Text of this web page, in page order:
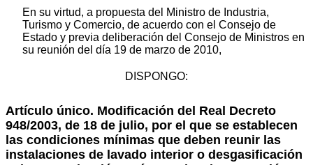
En su virtud, a propuesta del Ministro de Industria,
Turismo y Comercio, de acuerdo con el Consejo de
Estado y previa deliberación del Consejo de Ministros en
su reunión del día 19 de marzo de 2010,
DISPONGO:
Artículo único. Modificación del Real Decreto
948/2003, de 18 de julio, por el que se establecen
las condiciones mínimas que deben reunir las
instalaciones de lavado interior o desgasificación